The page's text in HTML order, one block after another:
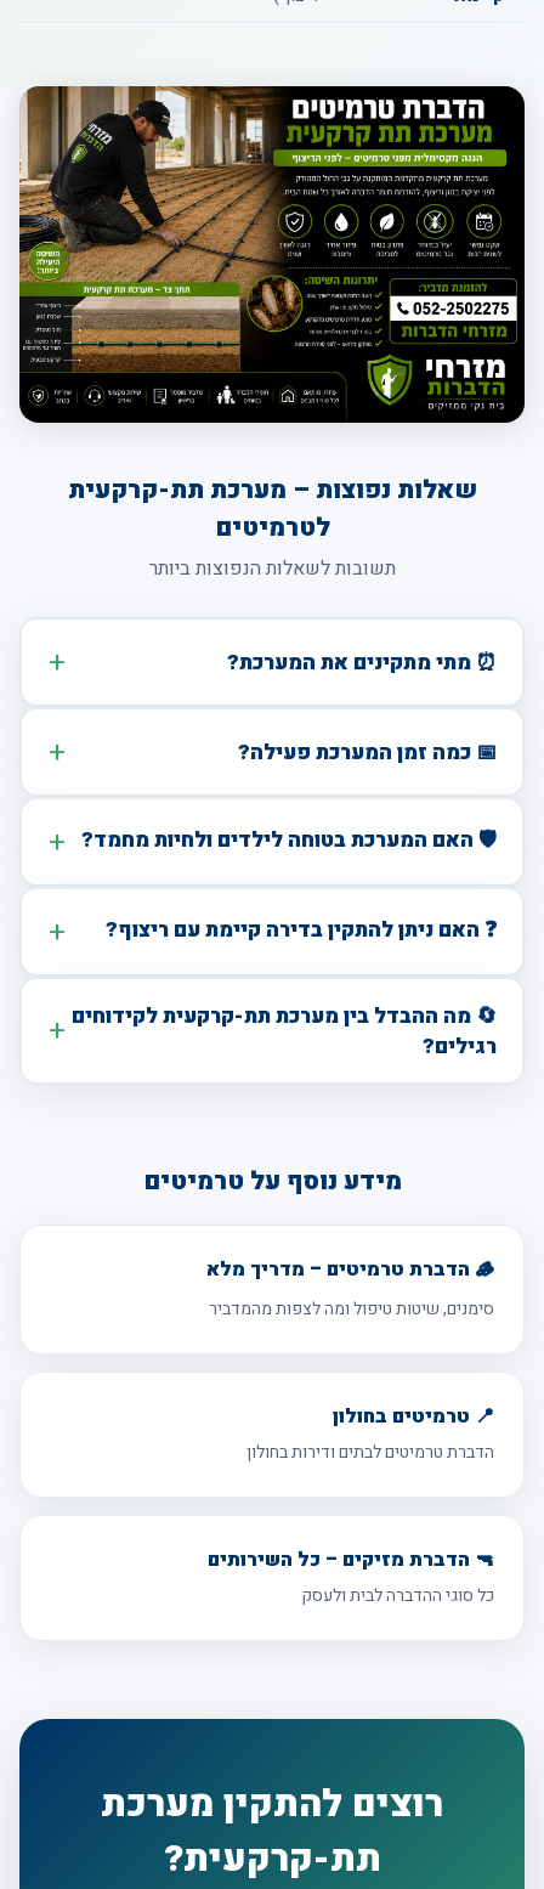
שאלות נפוצות – מערכת תת-קרקעית
לטרמיטים
תשובות לשאלות הנפוצות ביותר
⏰ מתי מתקינים את המערכת?
📅 כמה זמן המערכת פעילה?
🛡️ האם המערכת בטוחה לילדים ולחיות מחמד?
❓ האם ניתן להתקין בדירה קיימת עם ריצוף?
🔄 מה ההבדל בין מערכת תת-קרקעית לקידוחים
רגילים?
מידע נוסף על טרמיטים
🪵 הדברת טרמיטים – מדריך מלא
סימנים, שיטות טיפול ומה לצפות מהמדביר
📍 טרמיטים בחולון
הדברת טרמיטים לבתים ודירות בחולון
🔫 הדברת מזיקים – כל השירותים
כל סוגי ההדברה לבית ולעסק
רוצים להתקין מערכת
תת-קרקעית?